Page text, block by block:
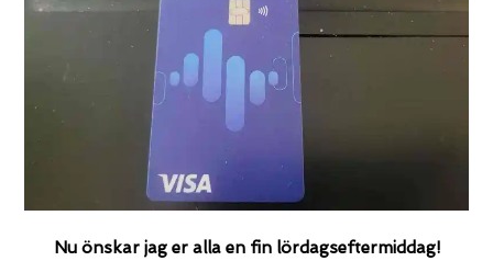
Nu önskar jag er alla en fin lördagseftermiddag!